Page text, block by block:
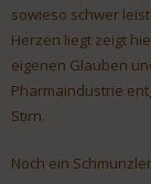
sowieso schwer
Herzen liegt zeigt
eigenen Glauben
Pharmaindustrie
Stirn.
Noch ein